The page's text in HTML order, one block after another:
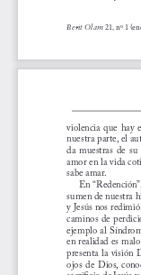
Berit Olam 21, nº 1
violencia  que  hay
nuestra parte, el
da  muestras  de
amor en la vida
sabe amar.
En
sumen de nuestra
y Jesús nos
caminos  de
ejemplo al
en realidad es
presenta la visión
ojos  de  Dios,